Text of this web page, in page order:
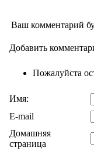
Ваш комментарий
Добавить
Пожалуйста
Имя:
E-mail
Домашняя
страница